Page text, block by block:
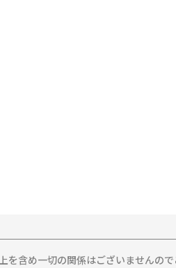
を含め一切の関係はございませんの